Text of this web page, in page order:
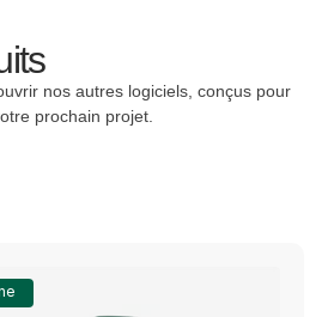
nos autres logiciels, conçus pour
prochain projet.